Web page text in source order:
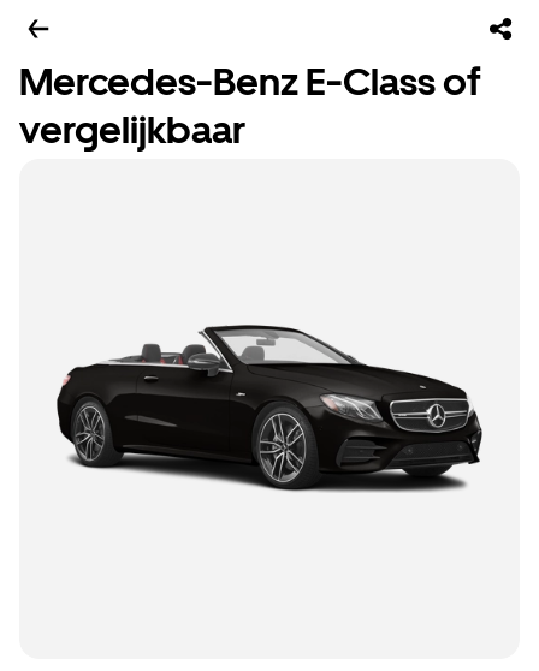
Mercedes-Benz E-Class of
vergelijkbaar